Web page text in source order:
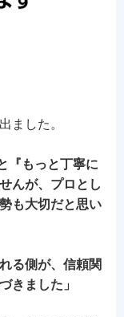
ました。
『もっと丁寧に
んが、プロとし
も大切だと思い
る側が、信頼関
きました」